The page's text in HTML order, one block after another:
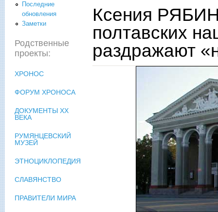
Ксения
полтавских
раздражают
Последние
обновления
Заметки
Родственные
проекты:
ХРОНОС
ФОРУМ ХРОНОСА
ДОКУМЕНТЫ XX
ВЕКА
РУМЯНЦЕВСКИЙ
МУЗЕЙ
ЭТНОЦИКЛОПЕДИЯ
СЛАВЯНСТВО
ПРАВИТЕЛИ МИРА